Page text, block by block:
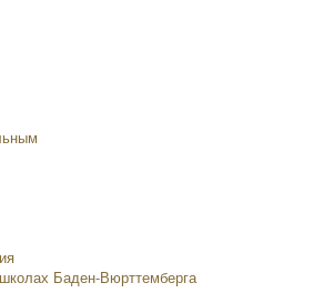
Баден-Вюрттемберга